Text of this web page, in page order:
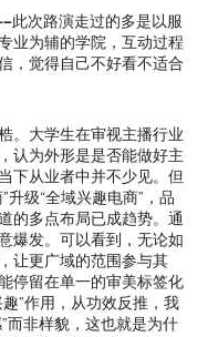
此次路演走过的多是以服
业为辅的学院，互动过程
，觉得自己不好看不适合
。大学生在审视主播行业
认为外形是是否能做好主
下从业者中并不少见。但
级“全域兴趣电商”，品
的多点布局已成趋势。通
爆发。可以看到，无论如
让更广域的范围参与其
停留在单一的审美标签化
”作用，从功效反推，我
而非样貌，这也就是为什